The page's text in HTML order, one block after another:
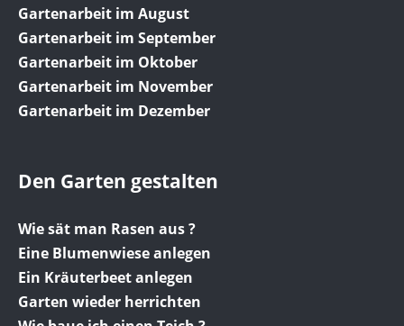
Gartenarbeit im August
Gartenarbeit im September
Gartenarbeit im Oktober
Gartenarbeit im November
Gartenarbeit im Dezember
Den Garten gestalten
Wie sät man Rasen aus ?
Eine Blumenwiese anlegen
Ein Kräuterbeet anlegen
Garten wieder herrichten